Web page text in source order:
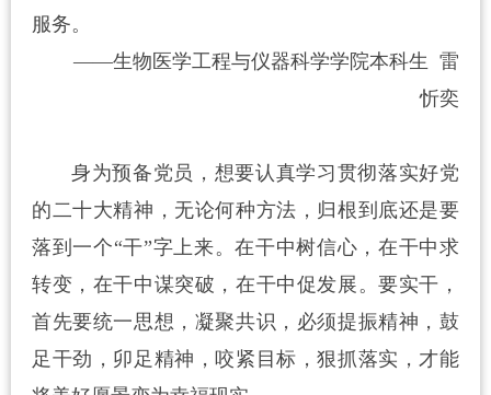
服务。
——生物医学工程与仪器科学学院本科生 雷
忻奕
身为预备党员，想要认真学习贯彻落实好党
的二十大精神，无论何种方法，归根到底还是要
落到一个“干”字上来。在干中树信心，在干中求
转变，在干中谋突破，在干中促发展。要实干，
首先要统一思想，凝聚共识，必须提振精神，鼓
足干劲，卯足精神，咬紧目标，狠抓落实，才能